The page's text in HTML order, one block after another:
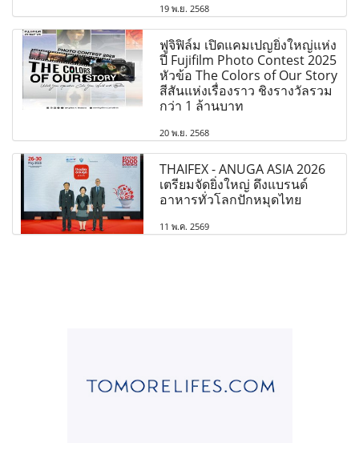
19 พ.ย. 2568
ฟูจิฟิล์ม เปิดแคมเปญยิ่งใหญ่แห่ง
ปี Fujifilm Photo Contest 2025
หัวข้อ The Colors of Our Story
สีสันแห่งเรื่องราว ชิงรางวัลรวม
กว่า 1 ล้านบาท
20 พ.ย. 2568
THAIFEX - ANUGA ASIA 2026
เตรียมจัดยิ่งใหญ่ ดึงแบรนด์
อาหารทั่วโลกปักหมุดไทย
11 พ.ค. 2569